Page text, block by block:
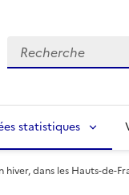
Recherche
statistiques
hiver, dans les Hauts-de-